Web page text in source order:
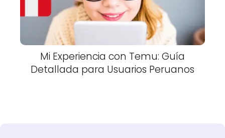
Mi Experiencia con Temu: Guía
Detallada para Usuarios Peruanos